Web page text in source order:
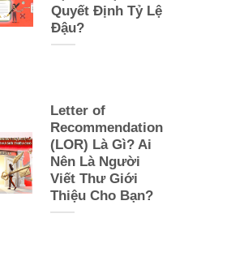
Quyết Định Tỷ Lệ
Đậu?
Letter of
Recommendation
(LOR) Là Gì? Ai
Nên Là Người
Viết Thư Giới
Thiệu Cho Bạn?